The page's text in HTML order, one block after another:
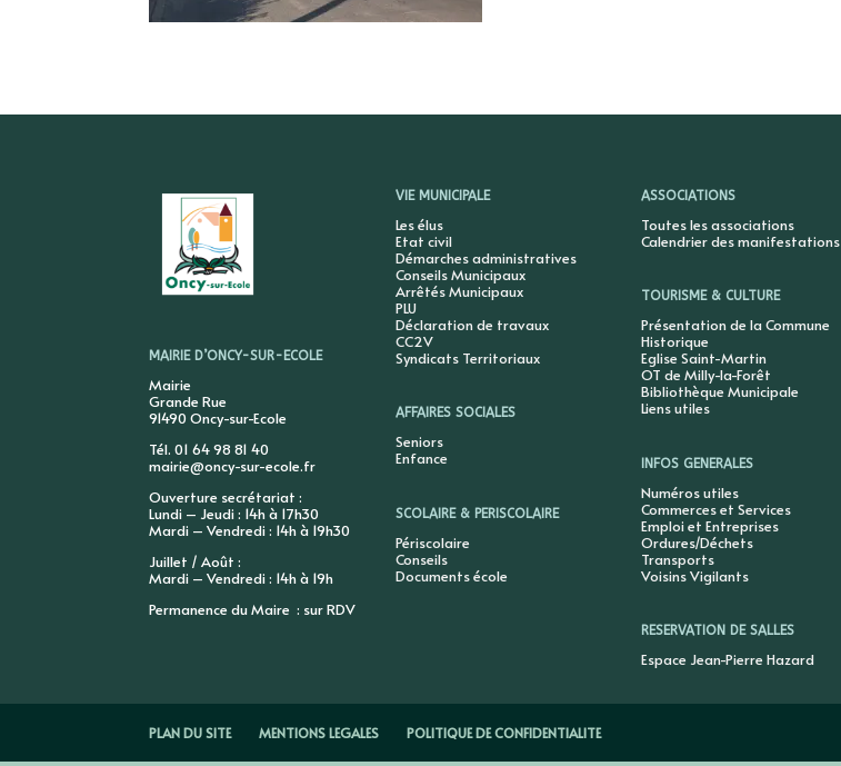
MAIRIE D’ONCY-SUR-ECOLE
Mairie
Grande Rue
91490 Oncy-sur-Ecole
Tél. 01 64 98 81 40
mairie@oncy-sur-ecole.fr
Ouverture secrétariat :
Lundi – Jeudi : 14h à 17h30
Mardi – Vendredi : 14h à 19h30
Juillet / Août :
Mardi – Vendredi : 14h à 19h
Permanence du Maire : sur RDV
VIE MUNICIPALE
Les élus
Etat civil
Démarches administratives
Conseils Municipaux
Arrêtés Municipaux
PLU
Déclaration de travaux
CC2V
Syndicats Territoriaux
AFFAIRES SOCIALES
Seniors
Enfance
SCOLAIRE & PERISCOLAIRE
Périscolaire
Conseils
Documents école
ASSOCIATIONS
Toutes les associations
Calendrier des manifestations
TOURISME & CULTURE
Présentation de la Commune
Historique
Eglise Saint-Martin
OT de Milly-la-Forêt
Bibliothèque Municipale
Liens utiles
INFOS GENERALES
Numéros utiles
Commerces et Services
Emploi et Entreprises
Ordures/Déchets
Transports
Voisins Vigilants
RESERVATION DE SALLES
Espace Jean-Pierre Hazard
PLAN DU SITE MENTIONS LEGALES POLITIQUE DE CONFIDENTIALITE